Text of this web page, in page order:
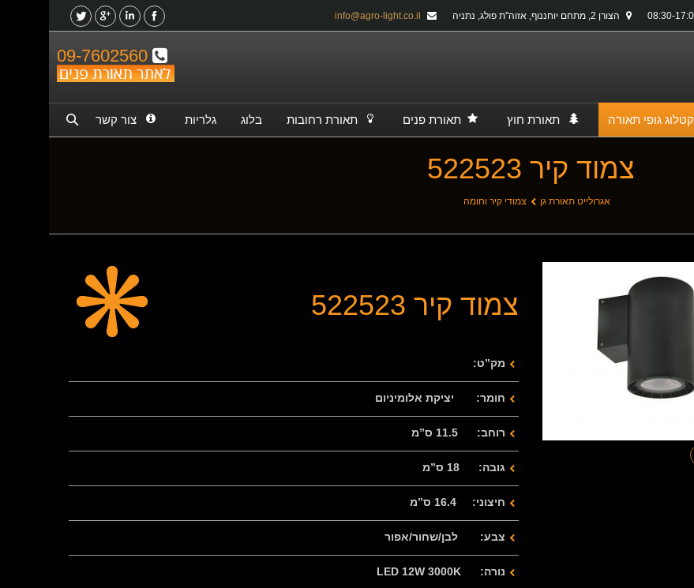
הצורן 2, מתחם יוחננוף, אזוה''ת פולג, נתניה
קטלוג גופי תאורה תאורת חוץ תאורת פנים תאורת רחובות בלוג גלריות צור קשר
צמוד קיר 522523
אגרולייט תאורת גן צמודי קיר וחומה
צמוד קיר 522523
מק”ט:
חומר: יציקת אלומיניום
רוחב: 11.5 ס”מ
גובה: 18 ס”מ
חיצוני: 16.4 ס”מ
צבע: לבן/שחור/אפור
נורה: LED 12W 3000K